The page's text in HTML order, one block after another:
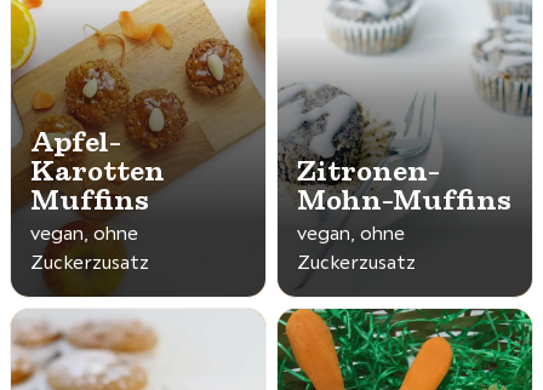
Apfel-
Karotten
Muffins
vegan, ohne
Zuckerzusatz
Zitronen-
Mohn-Muffins
vegan, ohne
Zuckerzusatz